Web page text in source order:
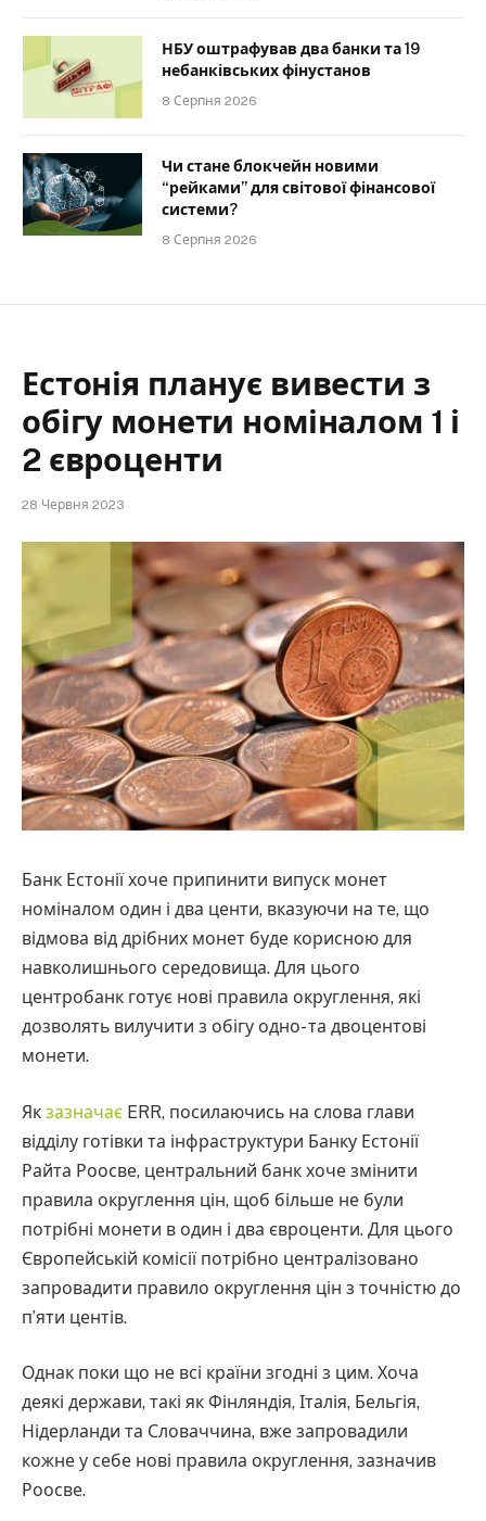
НБУ оштрафував два банки та 19
небанківських фінустанов
8 Серпня 2026
Чи стане блокчейн новими
“рейками” для світової фінансової
системи?
8 Серпня 2026
Естонія планує вивести з
обігу монети номіналом 1 і
2 євроценти
28 Червня 2023
Банк Естонії хоче припинити випуск монет
номіналом один і два центи, вказуючи на те, що
відмова від дрібних монет буде корисною для
навколишнього середовища. Для цього
центробанк готує нові правила округлення, які
дозволять вилучити з обігу одно- та двоцентові
монети.
Як зазначає ERR, посилаючись на слова глави
відділу готівки та інфраструктури Банку Естонії
Райта Роосве, центральний банк хоче змінити
правила округлення цін, щоб більше не були
потрібні монети в один і два євроценти. Для цього
Європейській комісії потрібно централізовано
запровадити правило округлення цін з точністю до
п’яти центів.
Однак поки що не всі країни згодні з цим. Хоча
деякі держави, такі як Фінляндія, Італія, Бельгія,
Нідерланди та Словаччина, вже запровадили
кожне у себе нові правила округлення, зазначив
Роосве.